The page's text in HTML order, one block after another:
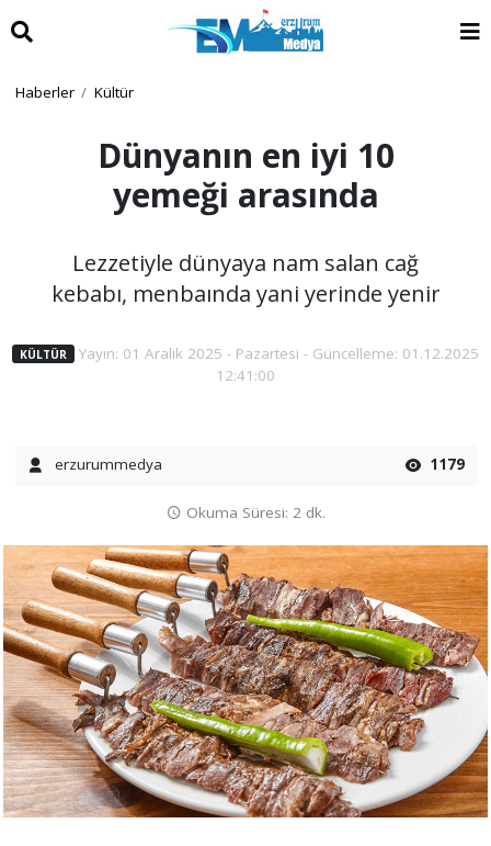
Haberler Kültür
Dünyanın en iyi 10
yemeği arasında
Lezzetiyle dünyaya nam salan cağ
kebabı, menbaında yani yerinde yenir
KÜLTÜR Yayın: 01 Aralık 2025 - Pazartesi - Güncelleme: 01.12.2025
12:41:00
erzurummedya 1179
Okuma Süresi: 2 dk.